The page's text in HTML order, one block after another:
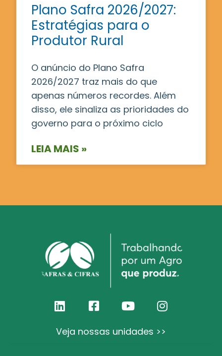
Plano Safra 2026/2027:
Estratégias para o
Produtor Rural
O anúncio do Plano Safra
2026/2027 traz mais do que
apenas números recordes. Além
disso, ele sinaliza as prioridades do
governo para o próximo ciclo
LEIA MAIS »
Veja nossas unidades >>